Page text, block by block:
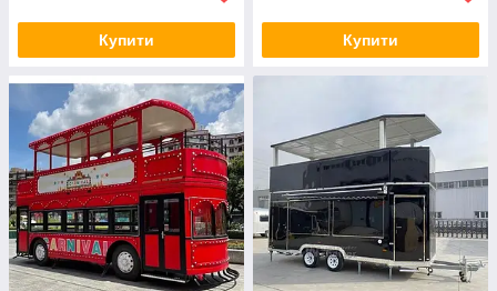
Купити Купити